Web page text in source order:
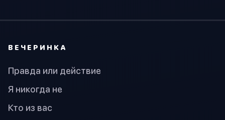
ВЕЧЕРИНКА
Правда или действие
Я никогда не
Кто из вас